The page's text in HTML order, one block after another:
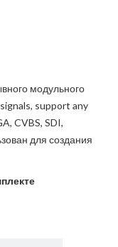
модульного
support any
CVBS, SDI,
для создания